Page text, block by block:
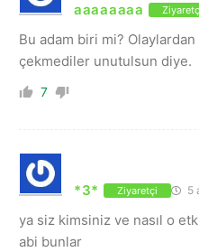
aaaaaaaa
Bu adam biri mi?
çekmediler unutulsun diye.
7
*3* Ziyaretçi 5
ya siz kimsiniz ve nasıl o
abi bunlar